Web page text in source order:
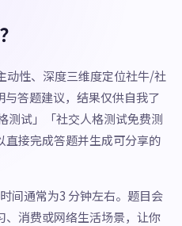
动性、深度三维度定位社牛/社
答题建议，结果仅供自我了
测试」「社交人格测试免费测
直接完成答题并生成可分享的
间通常为3 分钟左右。题目会
消费或网络生活场景，让你